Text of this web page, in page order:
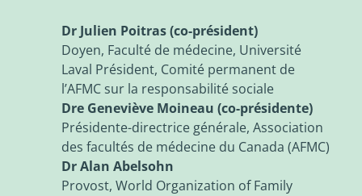
Dr Julien Poitras (co-président)
Doyen, Faculté de médecine, Université
Laval Président, Comité permanent de
l’AFMC sur la responsabilité sociale
Dre Geneviève Moineau (co-présidente)
Présidente-directrice générale, Association
des facultés de médecine du Canada (AFMC)
Dr Alan Abelsohn
Provost, World Organization of Family